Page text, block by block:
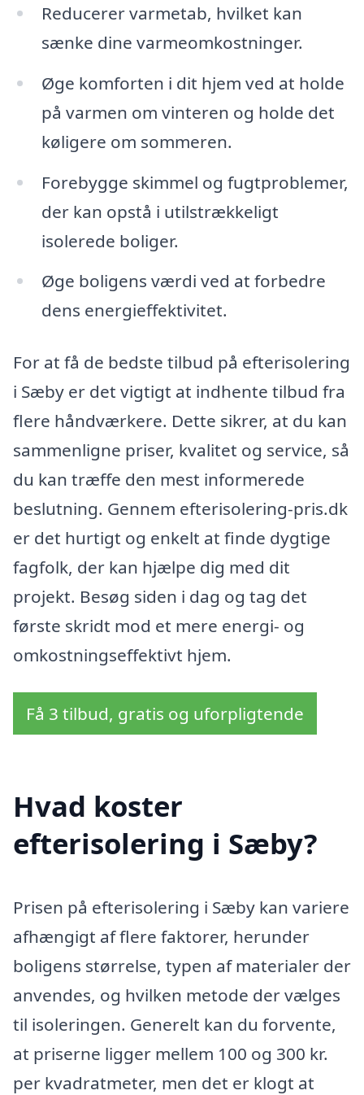
Reducerer varmetab, hvilket kan
sænke dine varmeomkostninger.
Øge komforten i dit hjem ved at holde
på varmen om vinteren og holde det
køligere om sommeren.
Forebygge skimmel og fugtproblemer,
der kan opstå i utilstrækkeligt
isolerede boliger.
Øge boligens værdi ved at forbedre
dens energieffektivitet.
For at få de bedste tilbud på efterisolering
i Sæby er det vigtigt at indhente tilbud fra
flere håndværkere. Dette sikrer, at du kan
sammenligne priser, kvalitet og service, så
du kan træffe den mest informerede
beslutning. Gennem efterisolering-pris.dk
er det hurtigt og enkelt at finde dygtige
fagfolk, der kan hjælpe dig med dit
projekt. Besøg siden i dag og tag det
første skridt mod et mere energi- og
omkostningseffektivt hjem.
Få 3 tilbud, gratis og uforpligtende
Hvad koster
efterisolering i Sæby?
Prisen på efterisolering i Sæby kan variere
afhængigt af flere faktorer, herunder
boligens størrelse, typen af materialer der
anvendes, og hvilken metode der vælges
til isoleringen. Generelt kan du forvente,
at priserne ligger mellem 100 og 300 kr.
per kvadratmeter, men det er klogt at